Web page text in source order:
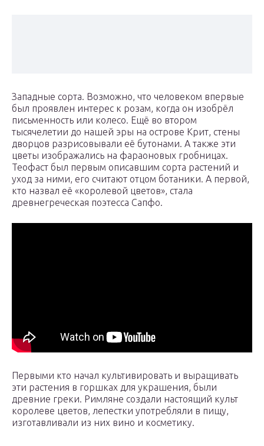
Западные сорта. Возможно, что человеком впервые
был проявлен интерес к розам, когда он изобрёл
письменность или колесо. Ещё во втором
тысячелетии до нашей эры на острове Крит, стены
дворцов разрисовывали её бутонами. А также эти
цветы изображались на фараоновых гробницах.
Теофаст был первым описавшим сорта растений и
уход за ними, его считают отцом ботаники. А первой,
кто назвал её «королевой цветов», стала
древнегреческая поэтесса Сапфо.
Первыми кто начал культивировать и выращивать
эти растения в горшках для украшения, были
древние греки. Римляне создали настоящий культ
королеве цветов, лепестки употребляли в пищу,
изготавливали из них вино и косметику.